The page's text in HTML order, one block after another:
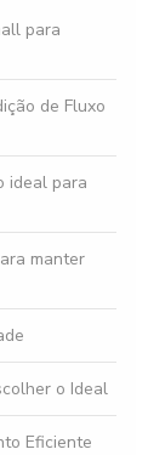
para
de Fluxo
ideal para
manter
o Ideal
Eficiente